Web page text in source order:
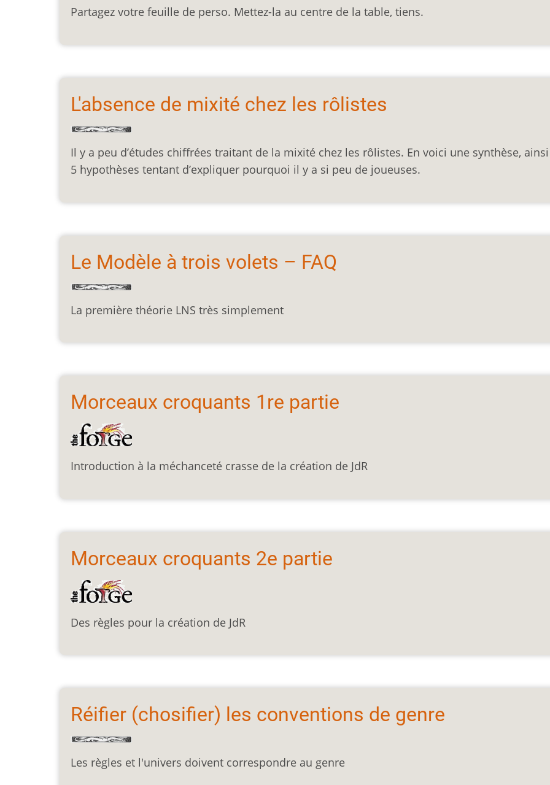
Partagez votre feuille de perso. Mettez-la au centre de la table, tiens.
L'absence de mixité chez les rôlistes
Il y a peu d’études chiffrées traitant de la mixité chez les rôlistes. En voici une synthèse,
5 hypothèses tentant d’expliquer pourquoi il y a si peu de joueuses.
Le Modèle à trois volets – FAQ
La première théorie LNS très simplement
Morceaux croquants 1re partie
Introduction à la méchanceté crasse de la création de JdR
Morceaux croquants 2e partie
Des règles pour la création de JdR
Réifier (chosifier) les conventions de genre
Les règles et l'univers doivent correspondre au genre